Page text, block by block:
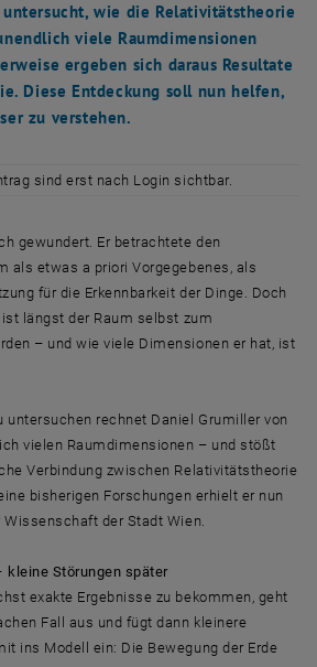
wie die Relativitätstheorie
viele Raumdimensionen
ergeben sich daraus Resultate
Diese Entdeckung soll nun helfen,
zu verstehen.
sind erst nach Login sichtbar.
gewundert. Er betrachtete den
als etwas a priori Vorgegebenes, als
für die Erkennbarkeit der Dinge. Doch
längst der Raum selbst zum
– und wie viele Dimensionen er hat, ist
untersuchen rechnet Daniel Grumiller von
vielen Raumdimensionen – und stößt
Verbindung zwischen Relativitätstheorie
bisherigen Forschungen erhielt er nun
der Stadt Wien.
kleine Störungen später
exakte Ergebnisse zu bekommen, geht
Fall aus und fügt dann kleinere
ins Modell ein: Die Bewegung der Erde